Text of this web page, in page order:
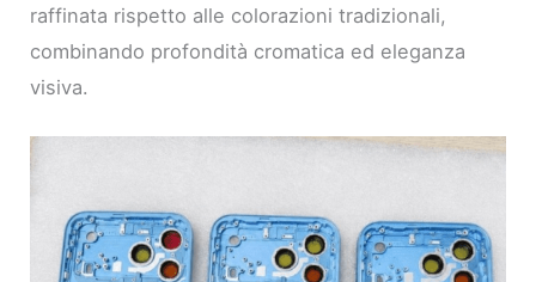
raffinata rispetto alle colorazioni tradizionali,
combinando profondità cromatica ed eleganza
visiva.